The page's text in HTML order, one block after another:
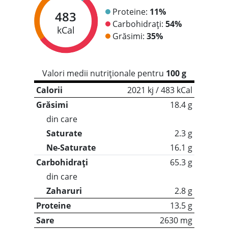
483
kCal
Proteine: 11%
Carbohidrați: 54%
Grăsimi: 35%
Valori medii nutriționale pentru 100 g
Calorii
2021 kj / 483 kCal
Grăsimi
18.4 g
din care
Saturate
2.3 g
Ne-Saturate
16.1 g
Carbohidrați
65.3 g
din care
Zaharuri
2.8 g
Proteine
13.5 g
Sare
2630 mg